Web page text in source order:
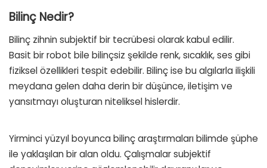
Bilinç Nedir?
Bilinç zihnin subjektif bir tecrübesi olarak kabul edilir.
Basit bir robot bile bilinçsiz şekilde renk, sıcaklık, ses gibi
fiziksel özellikleri tespit edebilir. Bilinç ise bu algılarla ilişkili
meydana gelen daha derin bir düşünce, iletişim ve
yansıtmayı oluşturan niteliksel hislerdir.
Yirminci yüzyıl boyunca bilinç araştırmaları bilimde şüphe
ile yaklaşılan bir alan oldu. Çalışmalar subjektif